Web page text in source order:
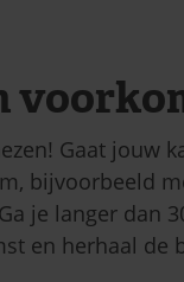
Gaat jouw
bijvoorbeeld
je langer dan
en herhaal de